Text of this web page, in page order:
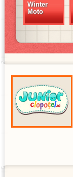
Winter
Moto